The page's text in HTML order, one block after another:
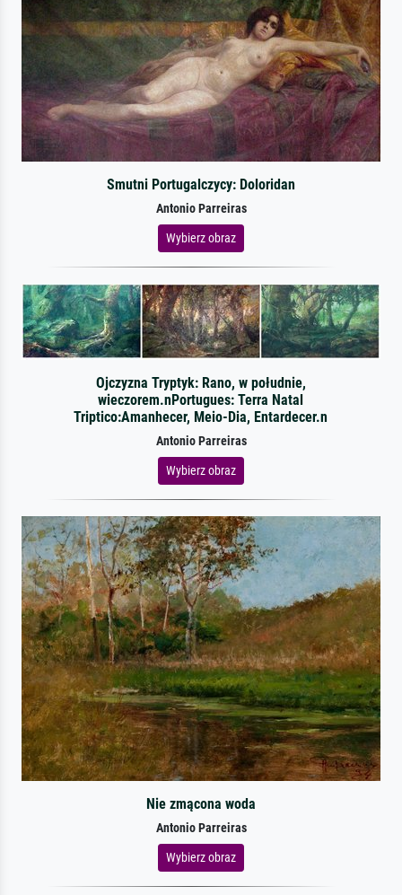
Smutni Portugalczycy: Doloridan
Antonio Parreiras
Wybierz obraz
Ojczyzna Tryptyk: Rano, w południe,
wieczorem.nPortugues: Terra Natal
Triptico:Amanhecer, Meio-Dia, Entardecer.n
Antonio Parreiras
Wybierz obraz
Nie zmącona woda
Antonio Parreiras
Wybierz obraz